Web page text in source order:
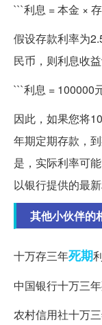
```利息 = 本金 ×
假设存款利率为
民币，则利息收
```利息 = 100000
因此，如果您将
年期定期存款，
是，实际利率可
以银行提供的最新
其他小伙伴的
十万存三年死期
中国银行十万三
农村信用社十万